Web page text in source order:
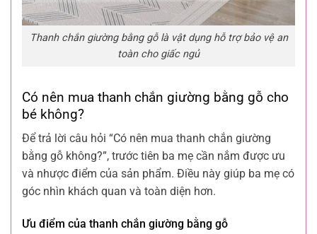
Thanh chắn giường bằng gỗ là vật dụng hỗ trợ bảo vệ an
toàn cho giấc ngủ
Có nên mua thanh chắn giường bằng gỗ cho
bé không?
Để trả lời câu hỏi “Có nên mua thanh chắn giường
bằng gỗ không?”, trước tiên ba mẹ cần nắm được ưu
và nhược điểm của sản phẩm. Điều này giúp ba mẹ có
góc nhìn khách quan và toàn diện hơn.
Ưu điểm của thanh chắn giường bằng gỗ